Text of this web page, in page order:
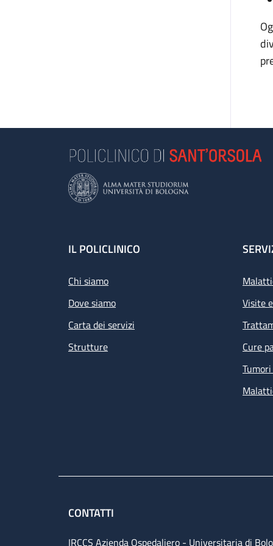
Footer
IL POLICLINICO
Chi siamo
Dove siamo
Carta dei servizi
Strutture
Visite
Cure
CONTATTI
IRCCS Azienda Ospedaliero - Universitaria di